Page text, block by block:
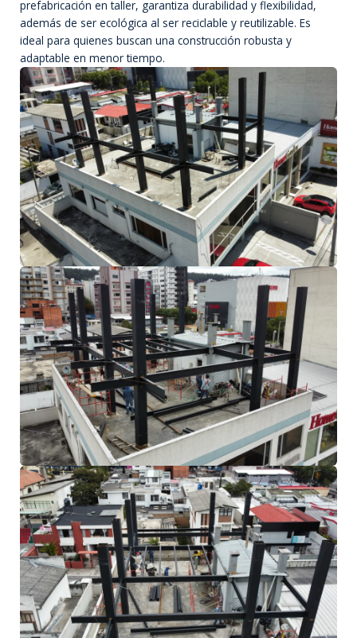
prefabricación en taller, garantiza durabilidad y flexibilidad,
además de ser ecológica al ser reciclable y reutilizable. Es
ideal para quienes buscan una construcción robusta y
adaptable en menor tiempo.